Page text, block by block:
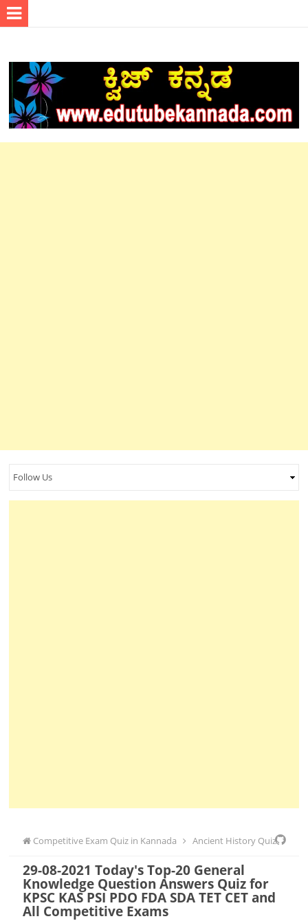
Competitive Exam Quiz in Kannada Ancient History Quiz
Biology Quiz FDA Quiz Geography Quiz History Quiz
Quiz PDo Quiz Police Constable Quiz PSI Quiz Science
29-08-2021 Today's Top-20 General
Knowledge Question Answers Quiz for
KPSC KAS PSI PDO FDA SDA TET CET and
All Competitive Exams